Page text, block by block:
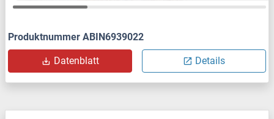
Produktnummer ABIN6939022
Datenblatt Details